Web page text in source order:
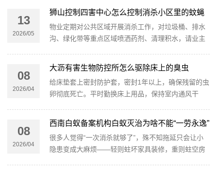
13
2026/05
狮山控制四害中心怎么控制消杀小区里的蚊蝇
物业定期对公共区域开展消杀工作，对垃圾桶、排水
沟、绿化带等重点区域喷洒药剂、清理积水，请业主
08
2026/04
大沥有害生物防控所怎么驱除床上的臭虫
给床垫套上密封防护套，密封1年以上，确保残留的虫
卵彻底死亡。平时勤换床上用品，保持室内通风干
08
2026/04
西南白蚁备案机构白蚁灭治为啥不能“一劳永逸”
很多人觉得“一次消杀就够了”，殊不知拖延只会让小
隐患变成大麻烦——轻则蛀坏家具装修，重则蛀空房